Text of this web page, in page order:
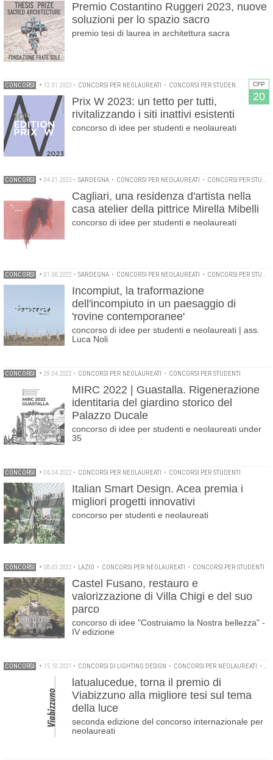
Premio Costantino Ruggeri 2023, nuove
soluzioni per lo spazio sacro
premio tesi di laurea in architettura sacra
CFP
20
CONCORSI • 12.01.2023 • CONCORSI PER NEOLAUREATI • CONCORSI PER STUDENTI
Prix W 2023: un tetto per tutti,
rivitalizzando i siti inattivi esistenti
concorso di idee per studenti e neolaureati
CONCORSI • 04.01.2023 • SARDEGNA • CONCORSI PER NEOLAUREATI • CONCORSI PER STUDENTI
Cagliari, una residenza d'artista nella
casa atelier della pittrice Mirella Mibelli
concorso di idee per studenti e neolaureati
CONCORSI • 01.08.2022 • SARDEGNA • CONCORSI PER NEOLAUREATI • CONCORSI PER STUDENTI
Incompiut, la traformazione
dell'incompiuto in un paesaggio di
'rovine contemporanee'
concorso di idee per studenti e neolaureati | ass.
Luca Noli
CONCORSI • 29.04.2022 • CONCORSI PER NEOLAUREATI • CONCORSI PER STUDENTI
MIRC 2022 | Guastalla. Rigenerazione
identitaria del giardino storico del
Palazzo Ducale
concorso di idee per studenti e neolaureati under
35
CONCORSI • 06.04.2022 • CONCORSI PER NEOLAUREATI • CONCORSI PER STUDENTI
Italian Smart Design. Acea premia i
migliori progetti innovativi
concorso per studenti e neolaureati
CONCORSI • 08.03.2022 • LAZIO • CONCORSI PER NEOLAUREATI • CONCORSI PER STUDENTI
Castel Fusano, restauro e
valorizzazione di Villa Chigi e del suo
parco
concorso di idee "Costruiamo la Nostra bellezza" -
IV edizione
CONCORSI • 15.10.2021 • CONCORSI DI LIGHTING DESIGN • CONCORSI PER NEOLAUREATI •
latualucedue, torna il premio di
Viabizzuno alla migliore tesi sul tema
della luce
seconda edizione del concorso internazionale per
neolaureati